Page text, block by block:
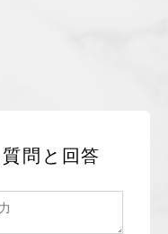
問と回答